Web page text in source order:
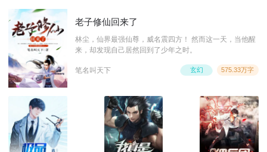
老子修仙回来了
林尘，仙界最强仙尊，威名震四方！ 然而这一天，当他醒
来，却发现自己居然回到了少年之时。
笔名叫天下 575.33万字
玄幻